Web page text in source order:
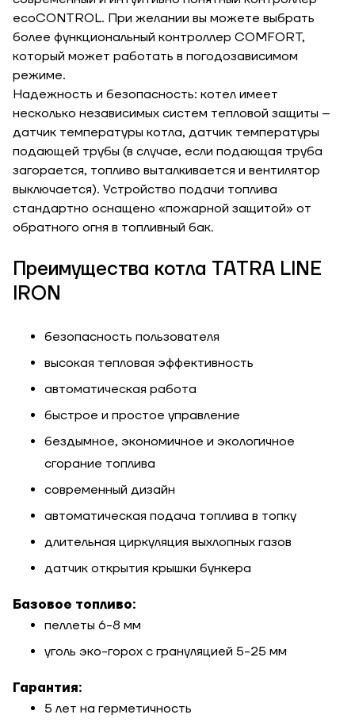
ecoCONTROL. При желании вы можете выбрать
более функциональный контроллер COMFORT,
который может работать в погодозависимом
режиме.
Надежность и безопасность: котел имеет
несколько независимых систем тепловой защиты –
датчик температуры котла, датчик температуры
подающей трубы (в случае, если подающая труба
загорается, топливо выталкивается и вентилятор
выключается). Устройство подачи топлива
стандартно оснащено «пожарной защитой» от
обратного огня в топливный бак.
Преимущества котла ТАTRA LINE
IRON
безопасность пользователя
высокая тепловая эффективность
автоматическая работа
быстрое и простое управление
бездымное, экономичное и экологичное
сгорание топлива
современный дизайн
автоматическая подача топлива в топку
длительная циркуляция выхлопных газов
датчик открытия крышки бункера
Базовое топливо:
пеллеты 6-8 мм
уголь эко-горох с грануляцией 5-25 мм
Гарантия:
5 лет на герметичность
Ширина, м
Длина, м
кв
Необходимая
Заказать
Обратный звонок
ЗАКАЗАТЬ УСЛУГУ МОНТАЖА
Отправить
Корзина